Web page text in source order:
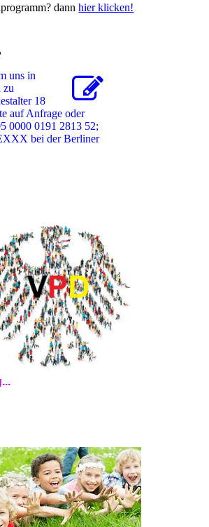
dannhier klicken!
uns in
zu
18
auf Anfrage oder
0000 0191 2813 52;
bei der Berliner